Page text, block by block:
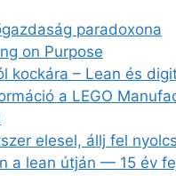
paradoxona
on Purpose
kockára – Lean és
a LEGO
elesel, állj fel
a lean útján — 15 év